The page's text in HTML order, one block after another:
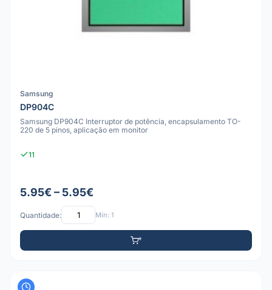
Samsung
DP904C
Samsung DP904C Interruptor de potência, encapsulamento TO-
220 de 5 pinos, aplicação em monitor
11
5.95€ – 5.95€
Quantidade: Mín: 1